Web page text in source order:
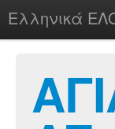
Ελληνικά